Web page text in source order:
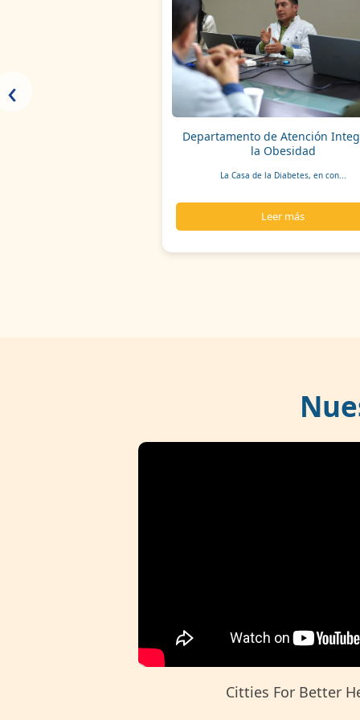
‹
Departamento de Atención
la Obesidad
La Casa de la Diabetes, en con...
Leer más
Citties For Better